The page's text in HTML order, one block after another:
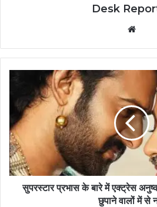
Desk
सुपरस्टार प्रभास के बारे में एक्ट्रेस
छुपाने वालों में से